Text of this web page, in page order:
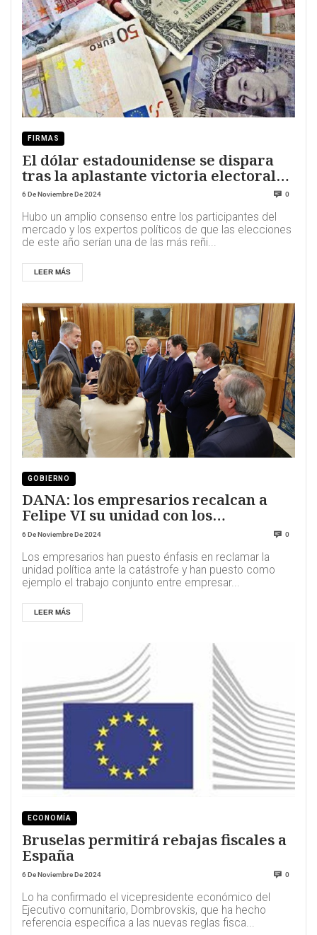
FIRMAS
El dólar estadounidense se dispara
tras la aplastante victoria electoral
de Trump
6 De Noviembre De 2024 0
Hubo un amplio consenso entre los participantes del
mercado y los expertos políticos de que las elecciones
de este año serían una de las más reñi...
LEER MÁS
GOBIERNO
DANA: los empresarios recalcan a
Felipe VI su unidad con los
trabajadores
6 De Noviembre De 2024 0
Los empresarios han puesto énfasis en reclamar la
unidad política ante la catástrofe y han puesto como
ejemplo el trabajo conjunto entre empresar...
LEER MÁS
ECONOMÍA
Bruselas permitirá rebajas fiscales a
España
6 De Noviembre De 2024 0
Lo ha confirmado el vicepresidente económico del
Ejecutivo comunitario, Dombrovskis, que ha hecho
referencia específica a las nuevas reglas fisca...